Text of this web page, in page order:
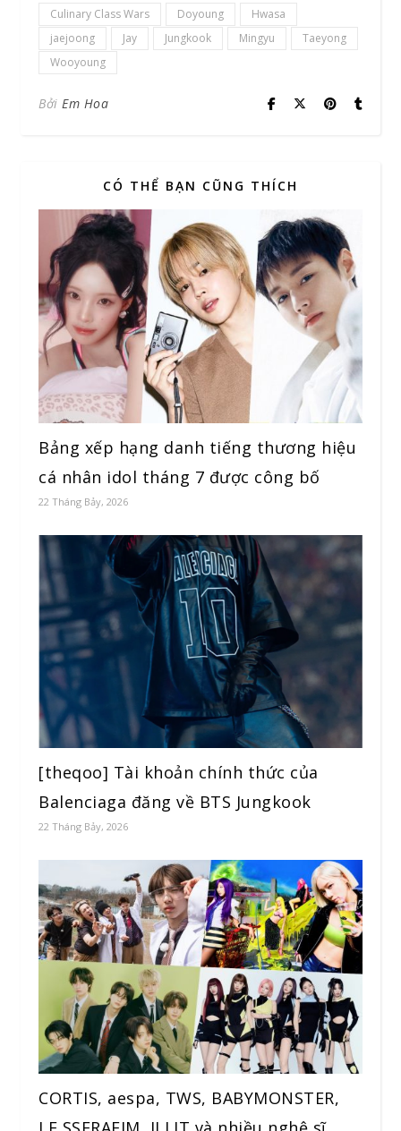
Culinary Class Wars Doyoung
Hwasa
jaejoong
Jay Jungkook Mingyu
Taeyong
Wooyoung
Bởi Em Hoa
CÓ THỂ BẠN CŨNG THÍCH
Bảng xếp hạng danh tiếng thương hiệu
cá nhân idol tháng 7 được công bố
22 Tháng Bảy, 2026
[theqoo] Tài khoản chính thức của
Balenciaga đăng về BTS Jungkook
22 Tháng Bảy, 2026
CORTIS, aespa, TWS, BABYMONSTER,